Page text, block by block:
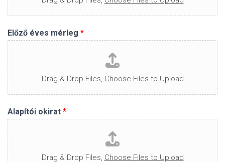
Előző éves mérleg *
Drag & Drop Files, Choose Files to Upload
Alapítói okirat *
Drag & Drop Files, Choose Files to Upload